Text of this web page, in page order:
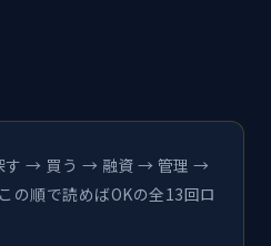
す → 買う → 融資 → 管理 →
の順で読めばOKの全13回ロ